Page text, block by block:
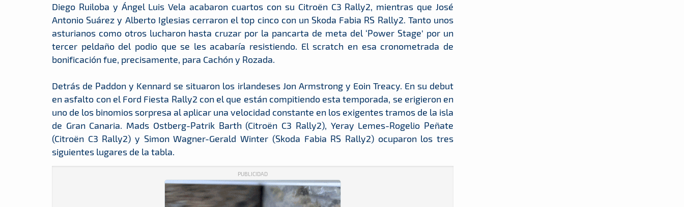
Diego Ruiloba y Ángel Luis Vela acabaron cuartos con su Citroën C3 Rally2, mientras que José
Antonio Suárez y Alberto Iglesias cerraron el top cinco con un Skoda Fabia RS Rally2. Tanto unos
asturianos como otros lucharon hasta cruzar por la pancarta de meta del ‘Power Stage’ por un
tercer peldaño del podio que se les acabaría resistiendo. El scratch en esa cronometrada de
bonificación fue, precisamente, para Cachón y Rozada.
Detrás de Paddon y Kennard se situaron los irlandeses Jon Armstrong y Eoin Treacy. En su debut
en asfalto con el Ford Fiesta Rally2 con el que están compitiendo esta temporada, se erigieron en
uno de los binomios sorpresa al aplicar una velocidad constante en los exigentes tramos de la isla
de Gran Canaria. Mads Ostberg-Patrik Barth (Citroën C3 Rally2), Yeray Lemes-Rogelio Peñate
(Citroën C3 Rally2) y Simon Wagner-Gerald Winter (Skoda Fabia RS Rally2) ocuparon los tres
siguientes lugares de la tabla.
PUBLICIDAD